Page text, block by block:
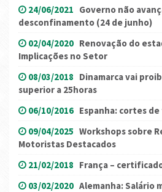
24/06/2021 Governo não
desconfinamento (24 de junho)
02/04/2020 Renovação do
Implicações no Setor
08/03/2018 Dinamarca vai
superior a 25horas
06/10/2016 Espanha: cortes
09/04/2025 Workshops sobre
Motoristas Destacados
21/02/2018 França –
03/02/2020 Alemanha: Salário